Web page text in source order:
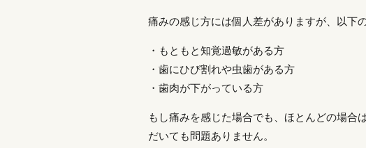
痛みの感じ方には個人差がありますが、以下
・もともと知覚過敏がある方
・歯にひび割れや虫歯がある方
・歯肉が下がっている方
もし痛みを感じた場合でも、ほとんどの場合
だいても問題ありません。